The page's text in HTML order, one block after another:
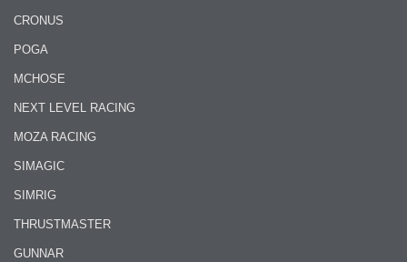
CRONUS
POGA
MCHOSE
NEXT LEVEL RACING
MOZA RACING
SIMAGIC
SIMRIG
THRUSTMASTER
GUNNAR